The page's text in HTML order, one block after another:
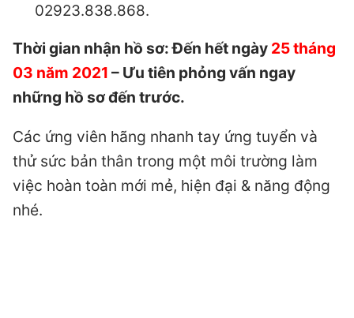
02923.838.868.
Thời gian nhận hồ sơ: Đến hết ngày 25 tháng
03 năm 2021 – Ưu tiên phỏng vấn ngay
những hồ sơ đến trước.
Các ứng viên hãng nhanh tay ứng tuyển và
thử sức bản thân trong một môi trường làm
việc hoàn toàn mới mẻ, hiện đại & năng động
nhé.